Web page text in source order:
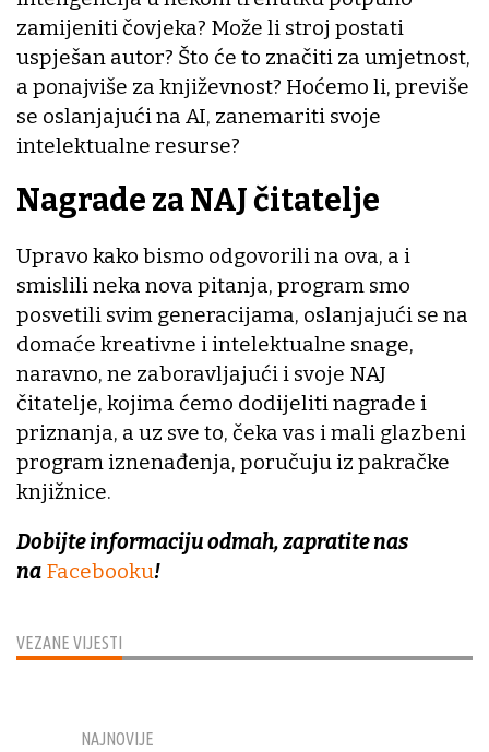
VEZANE VIJESTI
zamijeniti čovjeka? Može li stroj postati
uspješan autor? Što će to značiti za umjetnost,
a ponajviše za književnost? Hoćemo li, previše
se oslanjajući na AI, zanemariti svoje
intelektualne resurse?
Nagrade za NAJ čitatelje
Upravo kako bismo odgovorili na ova, a i
smislili neka nova pitanja, program smo
posvetili svim generacijama, oslanjajući se na
domaće kreativne i intelektualne snage,
naravno, ne zaboravljajući i svoje NAJ
čitatelje, kojima ćemo dodijeliti nagrade i
priznanja, a uz sve to, čeka vas i mali glazbeni
program iznenađenja, poručuju iz pakračke
knjižnice.
Dobijte informaciju odmah, zapratite nas
na Facebooku!
NAJNOVIJE